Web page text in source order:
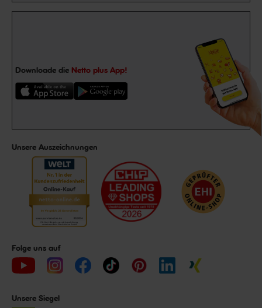
Downloade die Netto plus App!
Unsere Auszeichnungen
Folge uns auf
Unsere Siegel